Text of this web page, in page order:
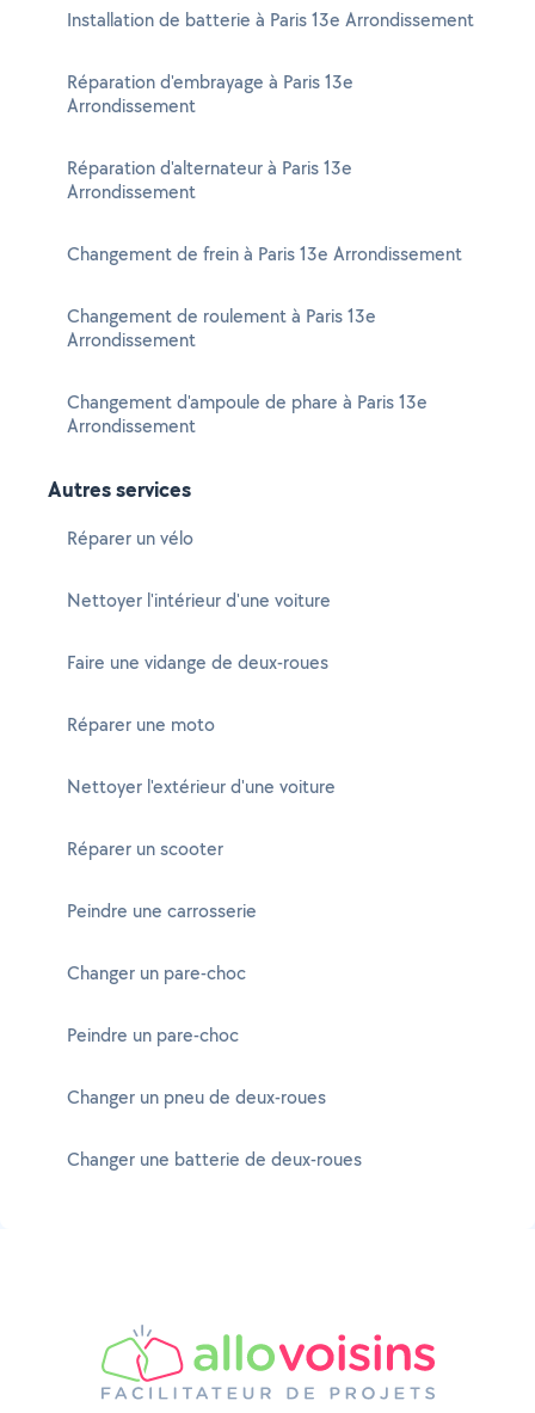
Installation de batterie à Paris 13e Arrondissement
Réparation d'embrayage à Paris 13e
Arrondissement
Réparation d'alternateur à Paris 13e
Arrondissement
Changement de frein à Paris 13e Arrondissement
Changement de roulement à Paris 13e
Arrondissement
Changement d'ampoule de phare à Paris 13e
Arrondissement
Autres services
Réparer un vélo
Nettoyer l'intérieur d'une voiture
Faire une vidange de deux-roues
Réparer une moto
Nettoyer l'extérieur d'une voiture
Réparer un scooter
Peindre une carrosserie
Changer un pare-choc
Peindre un pare-choc
Changer un pneu de deux-roues
Changer une batterie de deux-roues